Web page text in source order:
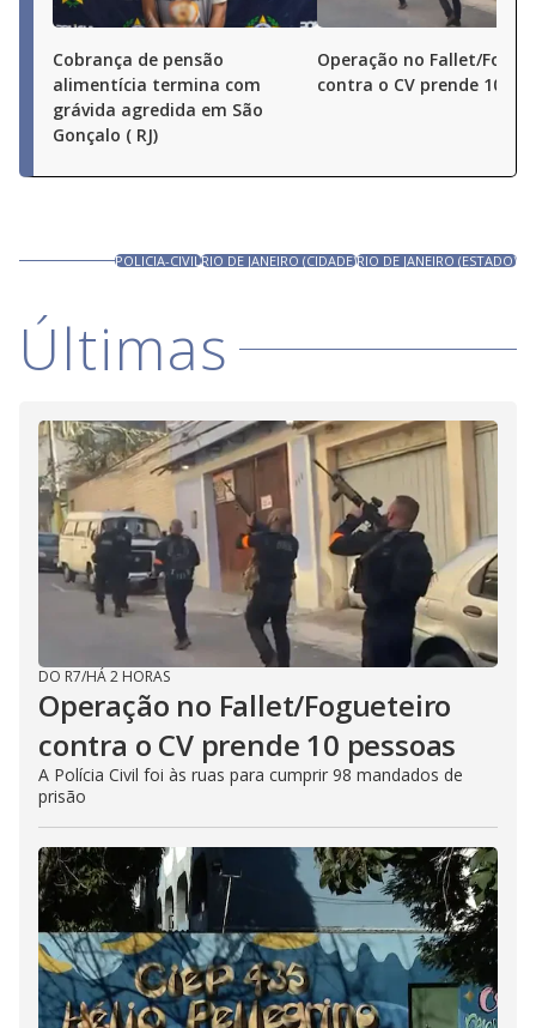
Cobrança de pensão
alimentícia termina com
grávida agredida em São
Gonçalo ( RJ)
Operação no Fallet/
contra o CV prende 10
POLICIA-CIVILRIO DE JANEIRO (CIDADE)RIO DE JANEIRO (ESTADO)
Últimas
DO R7/HÁ 2 HORAS
Operação no Fallet/Fogueteiro
contra o CV prende 10 pessoas
A Polícia Civil foi às ruas para cumprir 98 mandados de
prisão